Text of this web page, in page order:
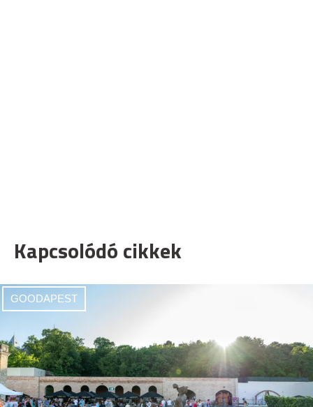
Kapcsolódó cikkek
GOODAPEST